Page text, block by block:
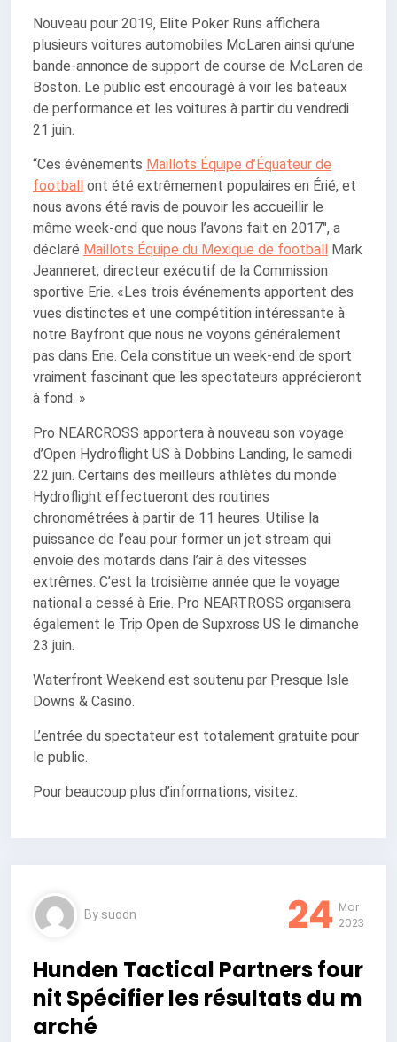
Nouveau pour 2019, Elite Poker Runs affichera
plusieurs voitures automobiles McLaren ainsi qu’une
bande-annonce de support de course de McLaren de
Boston. Le public est encouragé à voir les bateaux
de performance et les voitures à partir du vendredi
21 juin.
“Ces événements Maillots Équipe d’Équateur de
football ont été extrêmement populaires en Érié, et
nous avons été ravis de pouvoir les accueillir le
même week-end que nous l’avons fait en 2017″, a
déclaré Maillots Équipe du Mexique de football Mark
Jeanneret, directeur exécutif de la Commission
sportive Erie. «Les trois événements apportent des
vues distinctes et une compétition intéressante à
notre Bayfront que nous ne voyons généralement
pas dans Erie. Cela constitue un week-end de sport
vraiment fascinant que les spectateurs apprécieront
à fond. »
Pro NEARCROSS apportera à nouveau son voyage
d’Open Hydroflight US à Dobbins Landing, le samedi
22 juin. Certains des meilleurs athlètes du monde
Hydroflight effectueront des routines
chronométrées à partir de 11 heures. Utilise la
puissance de l’eau pour former un jet stream qui
envoie des motards dans l’air à des vitesses
extrêmes. C’est la troisième année que le voyage
national a cessé à Erie. Pro NEARTROSS organisera
également le Trip Open de Supxross US le dimanche
23 juin.
Waterfront Weekend est soutenu par Presque Isle
Downs & Casino.
L’entrée du spectateur est totalement gratuite pour
le public.
Pour beaucoup plus d’informations, visitez.
By suodn 24 Mar
2023
Hunden Tactical Partners four
nit Spécifier les résultats du m
arché